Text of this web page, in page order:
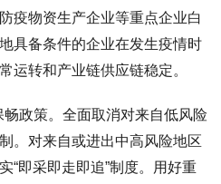
疫物资生产企业等重点企业白
具备条件的企业在发生疫情时
运转和产业链供应链稳定。
政策。全面取消对来自低风险
。对来自或进出中高风险地区
“即采即走即追”制度。用好重